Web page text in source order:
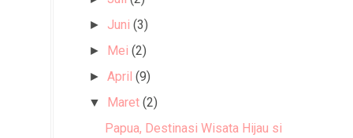
► Juni (3)
► Mei (2)
►April (9)
▼ Maret (2)
Papua, Destinasi Wisata Hijau si